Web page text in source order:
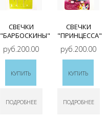
СВЕЧКИ
"БАРБОСКИНЫ"
руб.200.00
КУПИТЬ
ПОДРОБНЕЕ
СВЕЧКИ
"ПРИНЦЕССА"
руб.200.00
КУПИТЬ
ПОДРОБНЕЕ